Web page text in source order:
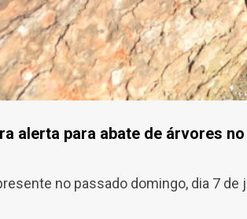
alerta para abate de árvores
no passado domingo, dia 7